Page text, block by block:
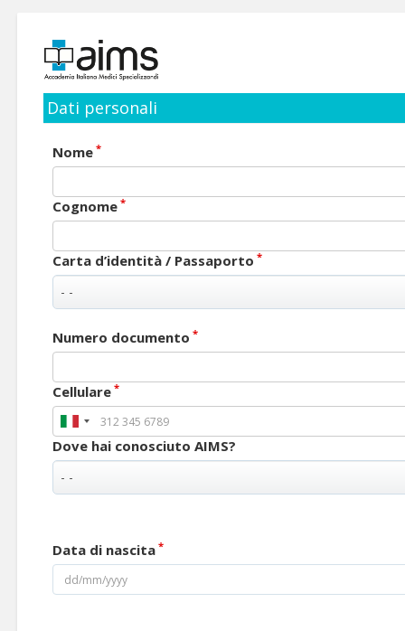
Dati personali
Nome *
Cognome *
Carta d’identità / Passaporto *
Numero documento *
Cellulare *
Dove hai conosciuto AIMS?
Data di nascita *